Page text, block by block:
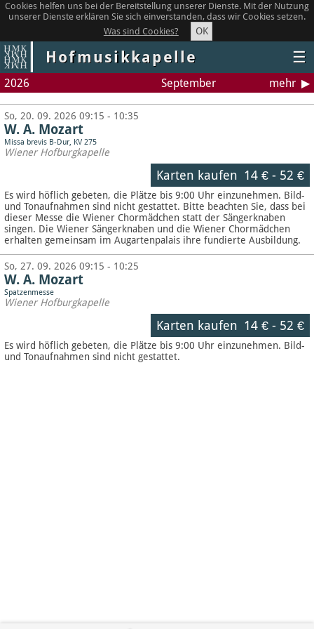
Cookies helfen uns bei der Bereitstellung unserer Dienste. Mit der Nutzung
unserer Dienste erklären Sie sich einverstanden, dass wir Cookies setzen.
Was sind Cookies?
OK
Hofmusikkapelle ☰
2026 September mehr
So, 20. 09. 2026 09:15 - 10:35
W. A. Mozart
Missa brevis B-Dur, KV 275
Wiener Hofburgkapelle
Karten kaufen 14 €- 52 €
Es wird höflich gebeten, die Plätze bis 9:00 Uhr einzunehmen. Bild-
und Tonaufnahmen sind nicht gestattet. Bitte beachten Sie, dass bei
dieser Messe die Wiener Chormädchen statt der Sängerknaben
singen. Die Wiener Sängerknaben und die Wiener Chormädchen
erhalten gemeinsam im Augartenpalais ihre fundierte Ausbildung.
So, 27. 09. 2026 09:15 - 10:25
W. A. Mozart
Spatzenmesse
Wiener Hofburgkapelle
Karten kaufen 14 €- 52 €
Es wird höflich gebeten, die Plätze bis 9:00 Uhr einzunehmen. Bild-
und Tonaufnahmen sind nicht gestattet.